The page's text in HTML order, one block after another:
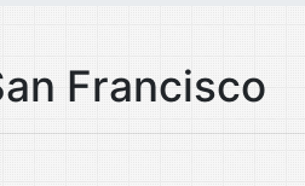
Francisco